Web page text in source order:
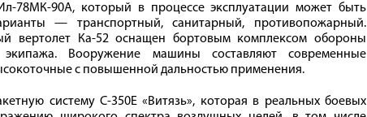
78МК-90А, который в процессе эксплуатации может быть
— транспортный, санитарный, противопожарный.
вертолет Ка-52 оснащен бортовым комплексом обороны
экипажа. Вооружение машины составляют современные
с повышенной дальностью применения.
систему С-350Е «Витязь», которая в реальных боевых